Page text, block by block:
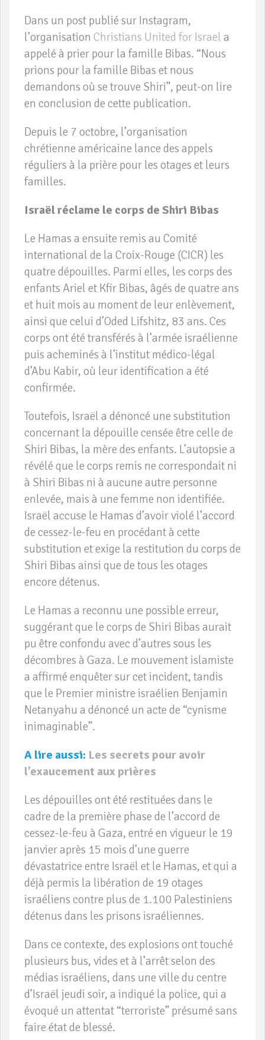
Dans un post publié sur Instagram,
l’organisation Christians United for Israel a
appelé à prier pour la famille Bibas. “Nous
prions pour la famille Bibas et nous
demandons où se trouve Shiri”, peut-on lire
en conclusion de cette publication.
Depuis le 7 octobre, l’organisation
chrétienne américaine lance des appels
réguliers à la prière pour les otages et leurs
familles.
Israël réclame le corps de Shiri Bibas
Le Hamas a ensuite remis au Comité
international de la Croix-Rouge (CICR) les
quatre dépouilles. Parmi elles, les corps des
enfants Ariel et Kfir Bibas, âgés de quatre ans
et huit mois au moment de leur enlèvement,
ainsi que celui d’Oded Lifshitz, 83 ans. Ces
corps ont été transférés à l’armée israélienne
puis acheminés à l’institut médico-légal
d’Abu Kabir, où leur identification a été
confirmée.
Toutefois, Israël a dénoncé une substitution
concernant la dépouille censée être celle de
Shiri Bibas, la mère des enfants. L’autopsie a
révélé que le corps remis ne correspondait ni
à Shiri Bibas ni à aucune autre personne
enlevée, mais à une femme non identifiée.
Israël accuse le Hamas d’avoir violé l’accord
de cessez-le-feu en procédant à cette
substitution et exige la restitution du corps de
Shiri Bibas ainsi que de tous les otages
encore détenus.
Le Hamas a reconnu une possible erreur,
suggérant que le corps de Shiri Bibas aurait
pu être confondu avec d’autres sous les
décombres à Gaza. Le mouvement islamiste
a affirmé enquêter sur cet incident, tandis
que le Premier ministre israélien Benjamin
Netanyahu a dénoncé un acte de “cynisme
inimaginable”.
A lire aussi: Les secrets pour avoir
l’exaucement aux prières
Les dépouilles ont été restituées dans le
cadre de la première phase de l’accord de
cessez-le-feu à Gaza, entré en vigueur le 19
janvier après 15 mois d’une guerre
dévastatrice entre Israël et le Hamas, et qui a
déjà permis la libération de 19 otages
israéliens contre plus de 1.100 Palestiniens
détenus dans les prisons israéliennes.
Dans ce contexte, des explosions ont touché
plusieurs bus, vides et à l’arrêt selon des
médias israéliens, dans une ville du centre
d’Israël jeudi soir, a indiqué la police, qui a
évoqué un attentat “terroriste” présumé sans
faire état de blessé.